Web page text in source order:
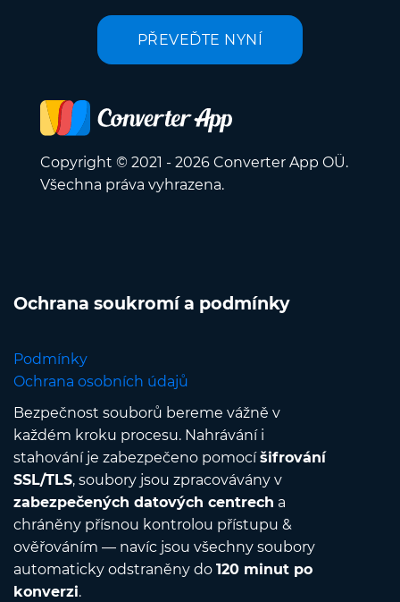
PŘEVEĎTE NYNÍ
Copyright © 2021 - 2026 Converter App OÜ.
Všechna práva vyhrazena.
Ochrana soukromí a podmínky
Podmínky
Ochrana osobních údajů
Bezpečnost souborů bereme vážně v
každém kroku procesu. Nahrávání i
stahování je zabezpečeno pomocíšifrování
SSL/TLS, soubory jsou zpracovávány v
zabezpečených datových centrech a
chráněny přísnou kontrolou přístupu &
ověřováním — navíc jsou všechny soubory
automaticky odstraněny do 120 minut po
konverzi.